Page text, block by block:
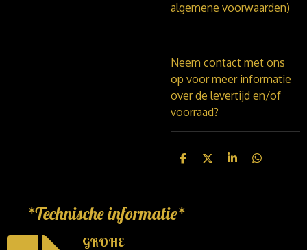
algemene voorwaarden)
Neem contact met ons
op voor meer informatie
over de levertijd en/of
voorraad?
D
n
D
S
D
*Technische informatie*
GROHE